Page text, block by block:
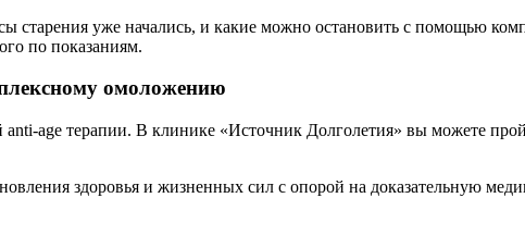
старения уже начались, и какие можно остановить с помощью
по показаниям.
омоложению
age терапии. В клинике «Источник Долголетия» вы можете
здоровья и жизненных сил с опорой на доказательную